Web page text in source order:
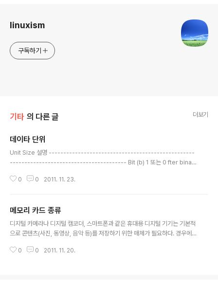
linuxism
구독하기
기타 의 다른 글 더보기
데이타 단위
Unit Size 설명 --------------------------------------------------
---------------------------------------- Bit (b) 1 또는 0 fter binar
nough informtion to create an English letter or number in comput
gbyte (MB) 2..
0 0 2011. 11. 23.
메모리 카드 종류
디지털 카메라나 디지털 캠코더, 스마트폰과 같은 휴대용 디지털 기기는 기본적
으로 콘텐츠(사진, 동영상, 음악 등)를 저장하기 위한 매체가 필요하다. 경우에
소형 저장 매체인 메모리 카드를 사용하고 있다. 메모리 카드를 사용하면 다른
0 0 2011. 11. 20.